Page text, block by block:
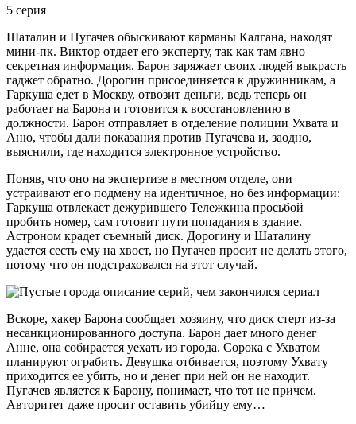
5 серия
Шаталин и Пугачев обыскивают карманы Калгана, находят
мини-пк. Виктор отдает его эксперту, так как там явно
секретная информация. Барон заряжает своих людей выкрасть
гаджет обратно. Дорогин присоединяется к дружинникам, а
Гаркуша едет в Москву, отвозит деньги, ведь теперь он
работает на Барона и готовится к восстановлению в
должности. Барон отправляет в отделение полиции Ухвата и
Аню, чтобы дали показания против Пугачева и, заодно,
выяснили, где находится электронное устройство.
Поняв, что оно на экспертизе в местном отделе, они
устраивают его подмену на идентичное, но без информации:
Гаркуша отвлекает дежурившего Тележкина просьбой
пробить номер, сам готовит пути попадания в здание.
Астроном крадет съемный диск. Дорогину и Шаталину
удается сесть ему на хвост, но Пугачев просит не делать этого,
потому что он подстраховался на этот случай.
Вскоре, хакер Барона сообщает хозяину, что диск стерт из-за
несанкционированного доступа. Барон дает много денег
Анне, она собирается уехать из города. Сорока с Ухватом
планируют ограбить. Девушка отбивается, поэтому Ухвату
приходится ее убить, но и денег при ней он не находит.
Пугачев является к Барону, понимает, что тот не причем.
Авторитет даже просит оставить убийцу ему…